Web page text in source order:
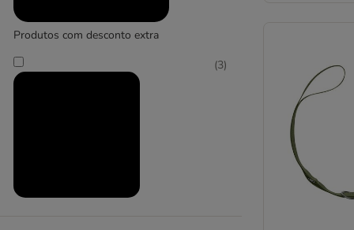
Produtos com desconto extra
(3)